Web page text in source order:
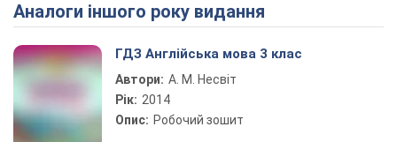
Play Video
Аналоги іншого року видання
ГДЗ Англійська мова 3 клас
Автори: А. М. Несвіт
Рік: 2014
Опис: Робочий зошит